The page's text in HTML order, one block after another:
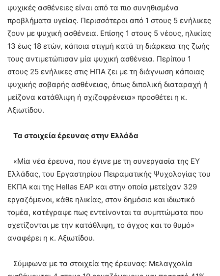
ψυχικές ασθένειες είναι από τα πιο συνηθισμένα
προβλήματα υγείας. Περισσότεροι από 1 στους 5 ενήλικες
ζουν με ψυχική ασθένεια. Επίσης 1 στους 5 νέους, ηλικίας
13 έως 18 ετών, κάποια στιγμή κατά τη διάρκεια της ζωής
τους αντιμετώπισαν μία ψυχική ασθένεια. Περίπου 1
στους 25 ενήλικες στις ΗΠΑ ζει με τη διάγνωση κάποιας
ψυχικής σοβαρής ασθένειας, όπως διπολική διαταραχή ή
μείζονα κατάθλιψη ή σχιζοφρένεια» προσθέτει η κ.
Αξιωτίδου.
Τα στοιχεία έρευνας στην Ελλάδα
«Μία νέα έρευνα, που έγινε με τη συνεργασία της ΕΥ
Ελλάδας, του Εργαστηρίου Πειραματικής Ψυχολογίας του
ΕΚΠΑ και της Hellas ΕΑΡ και στην οποία μετείχαν 329
εργαζόμενοι, κάθε ηλικίας, στον δημόσιο και ιδιωτικό
τομέα, κατέγραψε πως εντείνονται τα συμπτώματα που
σχετίζονται με την κατάθλιψη, το άγχος και το θυμό»
αναφέρει η κ. Αξιωτίδου.
Σύμφωνα με τα στοιχεία της έρευνας: Μελαγχολία